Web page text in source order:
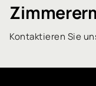
Kontaktieren Sie